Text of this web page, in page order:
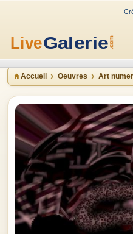
Accueil Oeuvres Art